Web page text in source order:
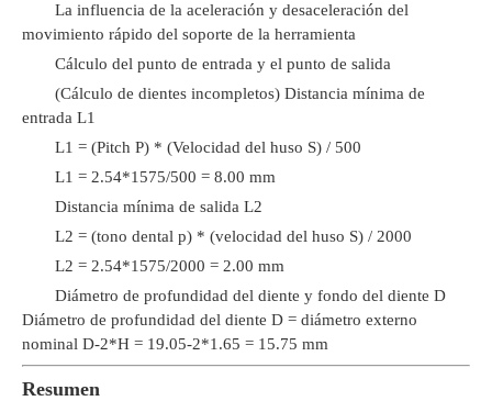
La influencia de la aceleración y desaceleración del
movimiento rápido del soporte de la herramienta
Cálculo del punto de entrada y el punto de salida
(Cálculo de dientes incompletos) Distancia mínima de
entrada L1
L1 = (Pitch P) * (Velocidad del huso S) / 500
L1 = 2.54*1575/500 = 8.00 mm
Distancia mínima de salida L2
L2 = (tono dental p) * (velocidad del huso S) / 2000
L2 = 2.54*1575/2000 = 2.00 mm
Diámetro de profundidad del diente y fondo del diente D
Diámetro de profundidad del diente D = diámetro externo
nominal D-2*H = 19.05-2*1.65 = 15.75 mm
Resumen